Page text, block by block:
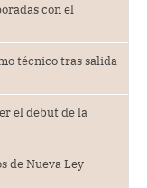
con el
técnico tras salida
el debut de la
de Nueva Ley